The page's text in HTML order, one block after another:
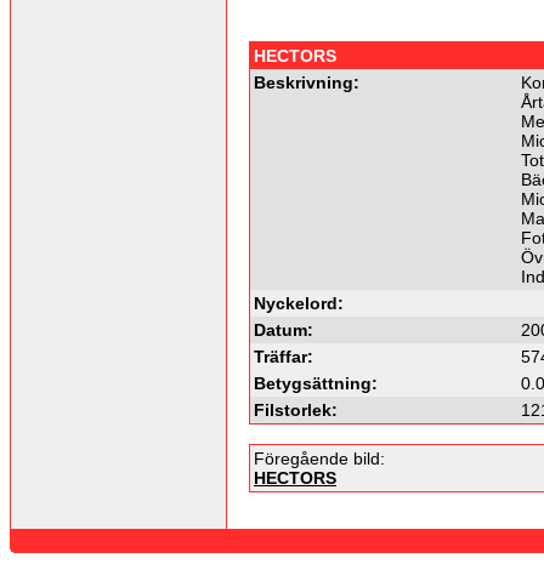
HECTORS
Beskrivning:
Nyckelord:
Datum:
Träffar:
Betygsättning:
Filstorlek:
Föregående bild:
HECTORS